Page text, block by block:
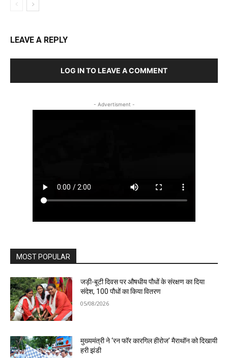
LEAVE A REPLY
LOG IN TO LEAVE A COMMENT
- Advertisment -
MOST POPULAR
जड़ी-बूटी दिवस पर औषधीय पौधों के संरक्षण का दिया
संदेश, 100 पौधों का किया वितरण
05/08/2026
मुख्यमंत्री ने ‘रन फॉर कारगिल हीरोज’ मैराथॉन को दिखायी
हरी झंडी